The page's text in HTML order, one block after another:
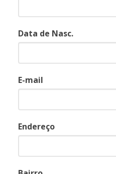
Data de Nasc.
E-mail
Endereço